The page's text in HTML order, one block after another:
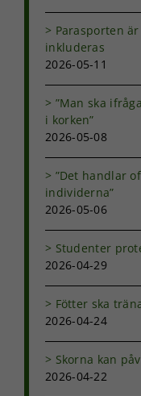
Parasporten
inkluderas
2026-05-11
”Man ska
i korken”
2026-05-08
”Det handlar
individerna”
2026-05-06
Studenter
2026-04-29
Fötter ska
2026-04-24
Skorna kan
2026-04-22